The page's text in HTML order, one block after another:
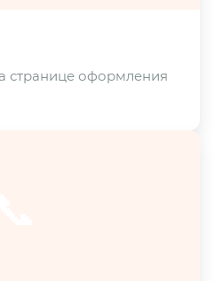
странице оформления